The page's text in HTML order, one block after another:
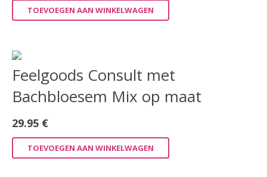
TOEVOEGEN AAN WINKELWAGEN
Feelgoods Consult met
Bachbloesem Mix op maat
29.95 €
TOEVOEGEN AAN WINKELWAGEN